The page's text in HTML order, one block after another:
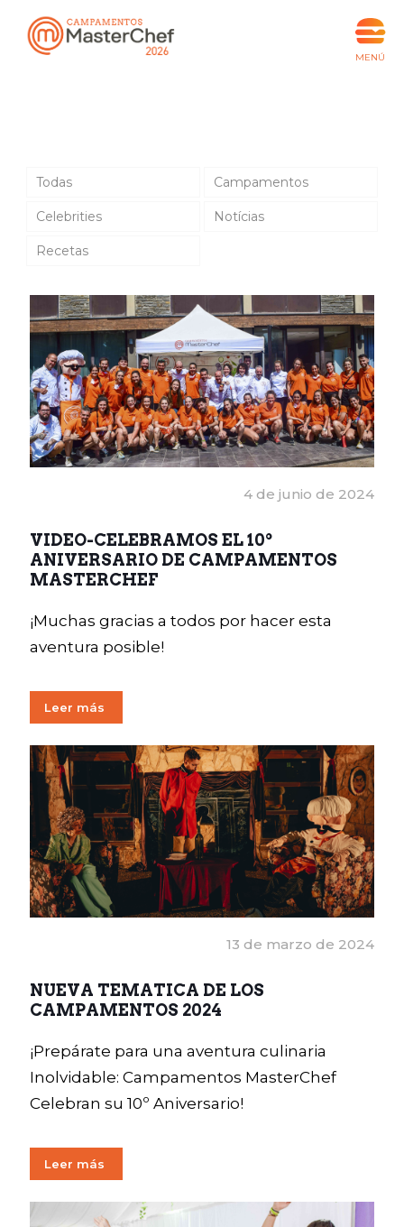
Todas Campamentos
Celebrities Notícias
Recetas
4 de junio de 2024
VIDEO-CELEBRAMOS EL 10º
ANIVERSARIO DE CAMPAMENTOS
MASTERCHEF
¡Muchas gracias a todos por hacer esta
aventura posible!
Leer más
13 de marzo de 2024
NUEVA TEMATICA DE LOS
CAMPAMENTOS 2024
¡Prepárate para una aventura culinaria
Inolvidable: Campamentos MasterChef
Celebran su 10º Aniversario!
Leer más